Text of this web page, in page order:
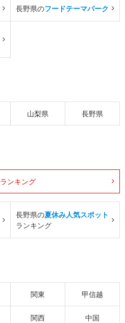
長野県のフードテーマパーク
山梨県 長野県
ランキング
長野県の夏休み人気スポット
ランキング
関東 甲信越
関西 中国